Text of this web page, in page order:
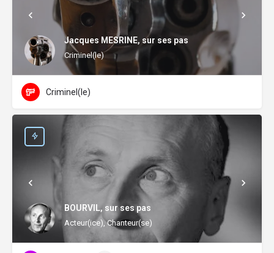
Jacques MESRINE, sur ses pas
Criminel(le)
Criminel(le)
BOURVIL, sur ses pas
Acteur(ice), Chanteur(se)